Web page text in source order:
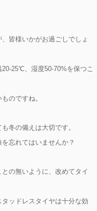
皆様いかがお過ごしでしょ
25℃、湿度50-70%を保つこ
のですね。
冬の備えは大切です。
忘れてはいませんか？
の無いように、改めてタイ
ッドレスタイヤは十分な効